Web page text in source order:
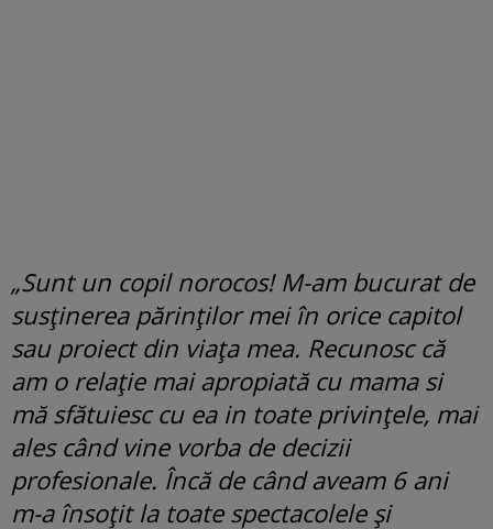
„Sunt un copil norocos! M-am bucurat de
susținerea părinților mei în orice capitol
sau proiect din viața mea. Recunosc că
am o relație mai apropiată cu mama si
mă sfătuiesc cu ea in toate privințele, mai
ales când vine vorba de decizii
profesionale. Încă de când aveam 6 ani
m-a însoțit la toate spectacolele și